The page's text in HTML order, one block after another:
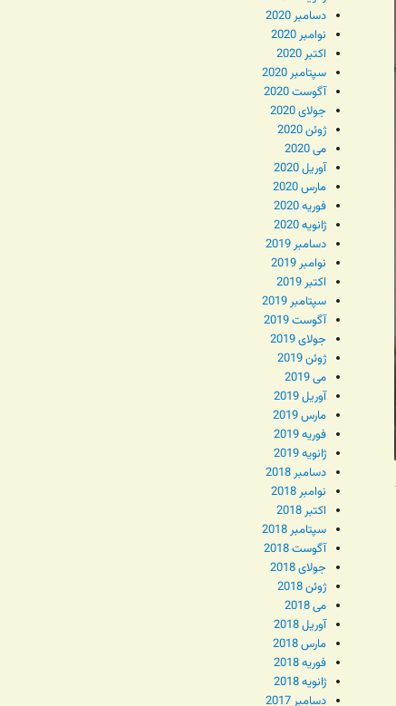
دسامبر 2020
نوامبر 2020
اکتبر 2020
سپتامبر 2020
آگوست 2020
جولای 2020
ژوئن 2020
می 2020
آوریل 2020
مارس 2020
فوریه 2020
ژانویه 2020
دسامبر 2019
نوامبر 2019
اکتبر 2019
سپتامبر 2019
آگوست 2019
جولای 2019
ژوئن 2019
می 2019
آوریل 2019
مارس 2019
فوریه 2019
ژانویه 2019
دسامبر 2018
نوامبر 2018
اکتبر 2018
سپتامبر 2018
آگوست 2018
جولای 2018
ژوئن 2018
می 2018
آوریل 2018
مارس 2018
فوریه 2018
ژانویه 2018
دسامبر 2017